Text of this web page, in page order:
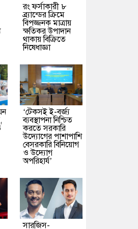
রং ফর্সাকারী ৮
ব্র্যান্ডের ক্রিমে
বিপজ্জনক মাত্রায়
ক্ষতিকর উপাদান
থাকায় বিক্রিতে
নিষেধাজ্ঞা
‘টেকসই ই-বর্জ্য
ব্যবস্থাপনা নিশ্চিত
করতে সরকারি
উদ্যোগের পাশাপাশি
বেসরকারি বিনিয়োগ
ও উদ্যোগ
অপরিহার্য’
সারজিস-